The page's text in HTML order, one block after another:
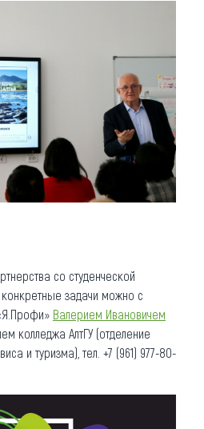
со студенческой
задачи можно с
Валерием Ивановичем
колледжа АлтГУ (отделение
и туризма), тел. +7 (961) 977-80-